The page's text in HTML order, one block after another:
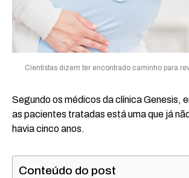
Cientistas dizem ter encontrado caminho para
Segundo os médicos da clínica Genesis,
as pacientes tratadas está uma que já
havia cinco anos.
Conteúdo do post